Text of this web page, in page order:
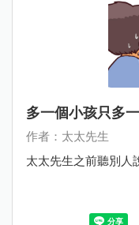
多一個小孩只多
作者：太太先生
太太先生之前聽別人